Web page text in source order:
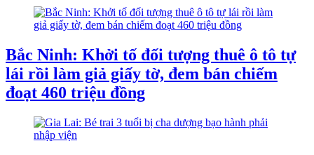
Bắc Ninh: Khởi tố đối tượng thuê ô tô tự
lái rồi làm giả giấy tờ, đem bán chiếm
đoạt 460 triệu đồng